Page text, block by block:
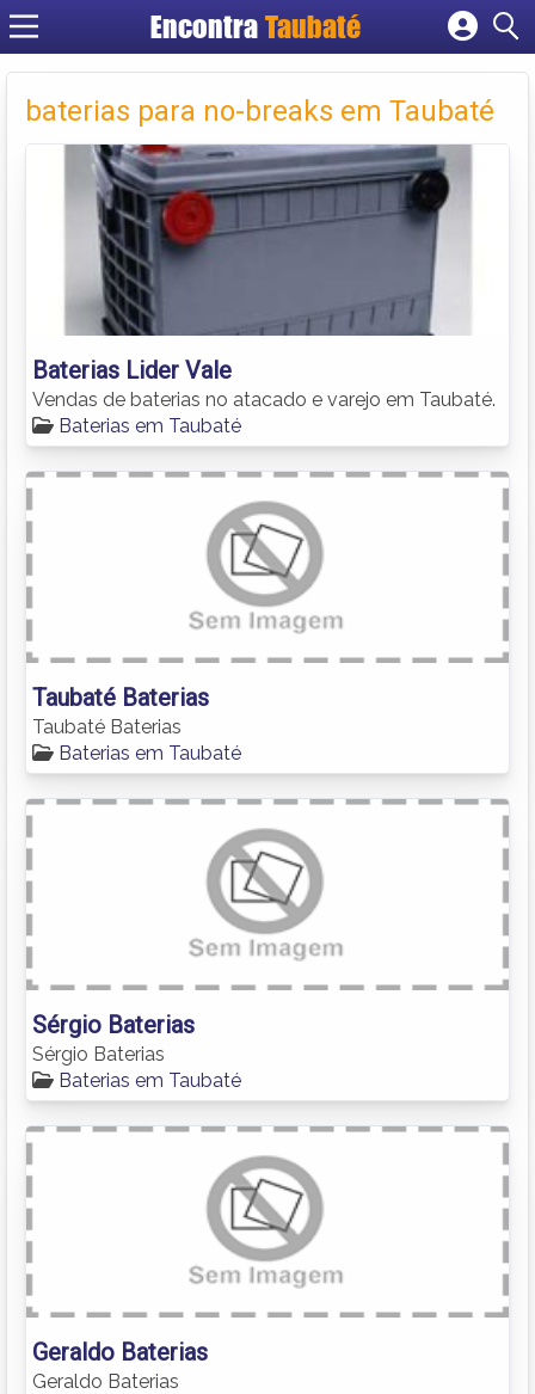
EncontraTaubaté
Cadastrar empresa
Criar conta
baterias para no-breaks em Taubaté
Baterias Lider Vale
Vendas de baterias no atacado e varejo em Taubaté.
Baterias em Taubaté
Taubaté Baterias
Taubaté Baterias
Baterias em Taubaté
Sérgio Baterias
Sérgio Baterias
Baterias em Taubaté
Geraldo Baterias
Geraldo Baterias